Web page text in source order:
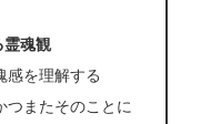
霊魂観
感を理解する
つまたそのことに